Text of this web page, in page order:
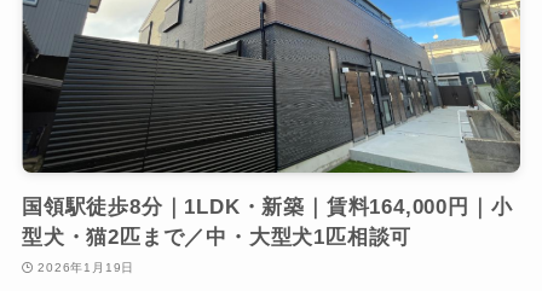
国領駅徒歩8分｜1LDK・新築｜賃料164,000円｜小
型犬・猫2匹まで／中・大型犬1匹相談可
2026年1月19日